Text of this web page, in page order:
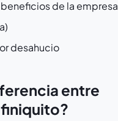
de la empresa
desahucio
entre